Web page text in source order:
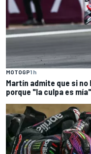
MOTOGP1 h
Martín admite que si
porque "la culpa es mía"